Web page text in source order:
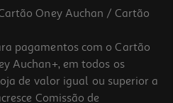
Oney Auchan / Cartão
pagamentos com o Cartão
Auchan+, em todos os
de valor igual ou superior a
Comissão de